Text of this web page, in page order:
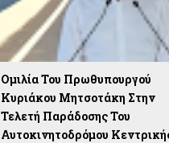
Ομιλία Του Πρωθυπουργού
Κυριάκου Μητσοτάκη Στην
Τελετή Παράδοσης Του
Αυτοκινητοδρόμου